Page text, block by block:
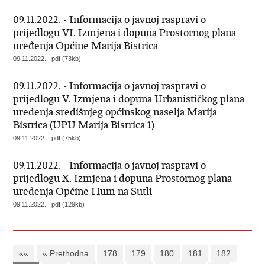
09.11.2022. - Informacija o javnoj raspravi o
prijedlogu VI. Izmjena i dopuna Prostornog plana
uređenja Općine Marija Bistrica
09.11.2022. | pdf (73kb)
09.11.2022. - Informacija o javnoj raspravi o
prijedlogu V. Izmjena i dopuna Urbanističkog plana
uređenja središnjeg općinskog naselja Marija
Bistrica (UPU Marija Bistrica 1)
09.11.2022. | pdf (75kb)
09.11.2022. - Informacija o javnoj raspravi o
prijedlogu X. Izmjena i dopuna Prostornog plana
uređenja Općine Hum na Sutli
09.11.2022. | pdf (129kb)
«« « Prethodna 178 179 180 181
182